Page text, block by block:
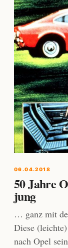
06.04.2018
50 Jahre
jung
… ganz mit
Diese
nach Opel